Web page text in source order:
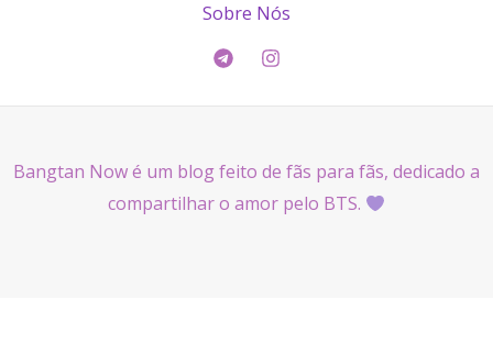
Sobre Nós
Bangtan Now é um blog feito de fãs para fãs, dedicado a
compartilhar o amor pelo BTS.